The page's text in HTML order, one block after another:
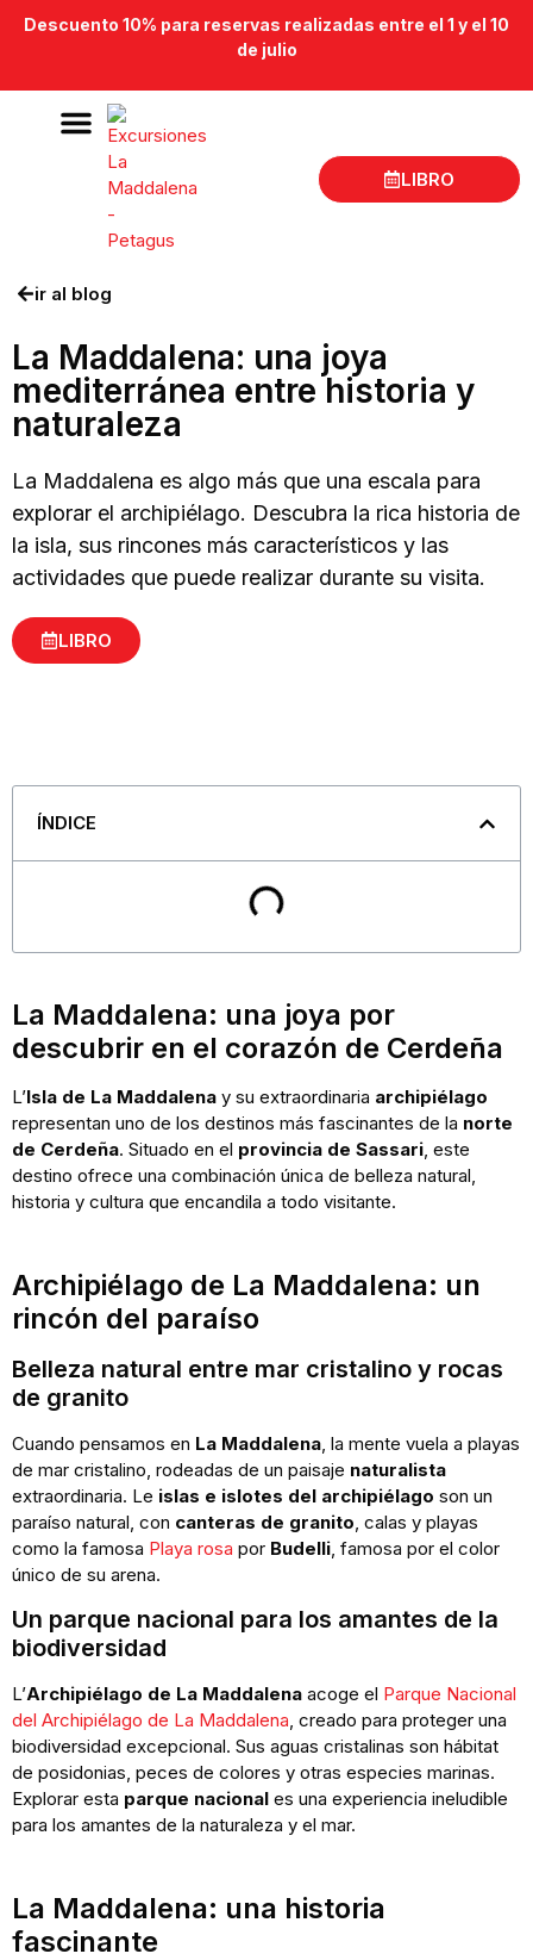
Descuento 10% para reservas realizadas entre el 1 y el 10
de julio
LIBRO
ir al blog
La Maddalena: una joya
mediterránea entre historia y
naturaleza
La Maddalena es algo más que una escala para
explorar el archipiélago. Descubra la rica historia de
la isla, sus rincones más característicos y las
actividades que puede realizar durante su visita.
LIBRO
ÍNDICE
La Maddalena: una joya por
descubrir en el corazón de Cerdeña
L’Isla de La Maddalena y su extraordinaria archipiélago
representan uno de los destinos más fascinantes de la norte
de Cerdeña. Situado en el provincia de Sassari, este
destino ofrece una combinación única de belleza natural,
historia y cultura que encandila a todo visitante.
Archipiélago de La Maddalena: un
rincón del paraíso
Belleza natural entre mar cristalino y rocas
de granito
Cuando pensamos en La Maddalena , la mente vuela a playas
de mar cristalino, rodeadas de un paisaje naturalista
extraordinaria. Le islas e islotes del archipiélago son un
paraíso natural, con canteras de granito , calas y playas
como la famosa Playa rosa por Budelli , famosa por el color
único de su arena.
Un parque nacional para los amantes de la
biodiversidad
L’Archipiélago de La Maddalena acoge el Parque Nacional
del Archipiélago de La Maddalena, creado para proteger una
biodiversidad excepcional. Sus aguas cristalinas son hábitat
de posidonias, peces de colores y otras especies marinas.
Explorar esta parque nacional es una experiencia ineludible
para los amantes de la naturaleza y el mar.
La Maddalena: una historia
fascinante